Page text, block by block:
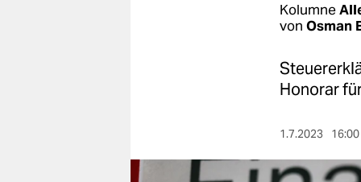
wahrheit
Kolumne
von Osman
Honorar
1.7.2023